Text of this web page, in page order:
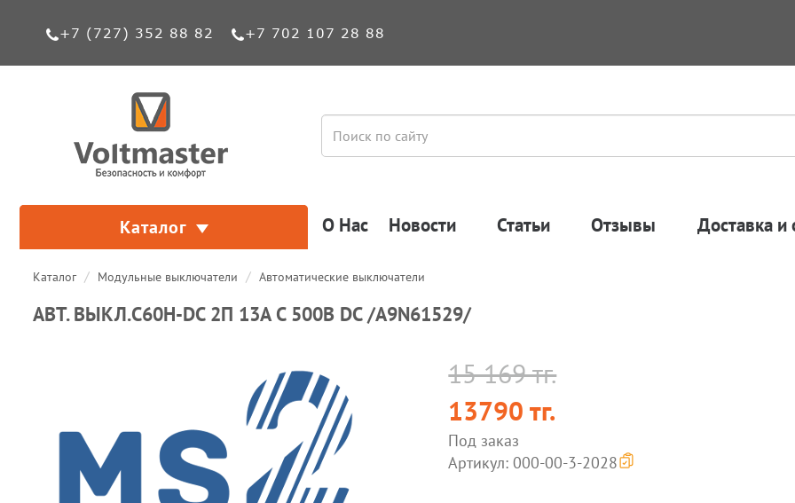
+7 (727) 352 88 82 +7 702 107 28 88
Каталог О Нас Новости Статьи Отзывы Доставка и
Каталог Модульные выключатели Автоматические выключатели
АВТ. ВЫКЛ.C60H-DC 2П 13А C 500В DC /A9N61529/
15 169 тг.
13790 тг.
Под заказ
Артикул: 000-00-3-2028